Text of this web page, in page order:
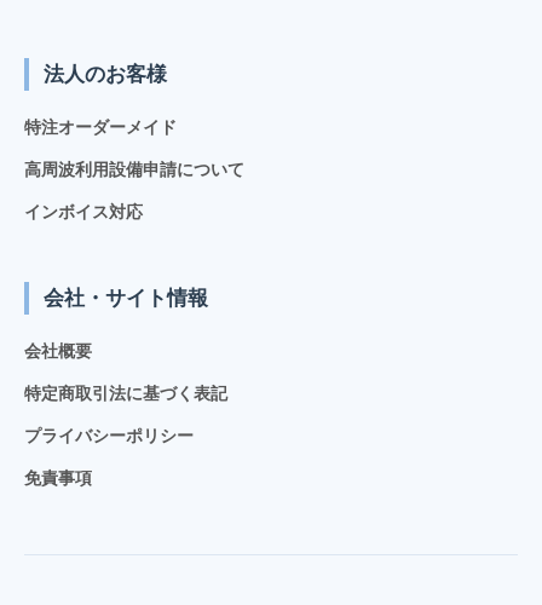
法人のお客様
特注オーダーメイド
高周波利用設備申請について
インボイス対応
会社・サイト情報
会社概要
特定商取引法に基づく表記
プライバシーポリシー
免責事項